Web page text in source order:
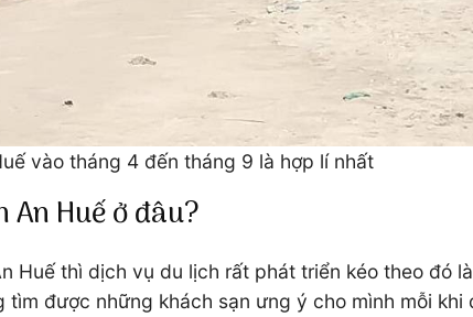
vào tháng 4 đến tháng 9 là hợp lí nhất
Huế ở đâu?
Huế thì dịch vụ du lịch rất phát triển kéo theo đó
tìm được những khách sạn ưng ý cho mình mỗi